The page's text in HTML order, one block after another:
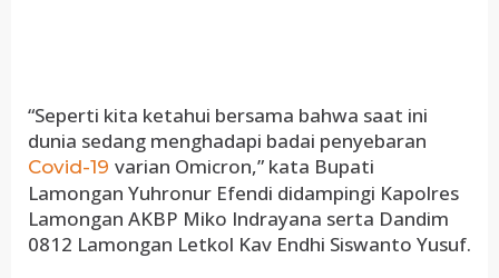
“Seperti kita ketahui bersama bahwa saat ini
dunia sedang menghadapi badai penyebaran
Covid-19 varian Omicron,” kata Bupati
Lamongan Yuhronur Efendi didampingi Kapolres
Lamongan AKBP Miko Indrayana serta Dandim
0812 Lamongan Letkol Kav Endhi Siswanto Yusuf.